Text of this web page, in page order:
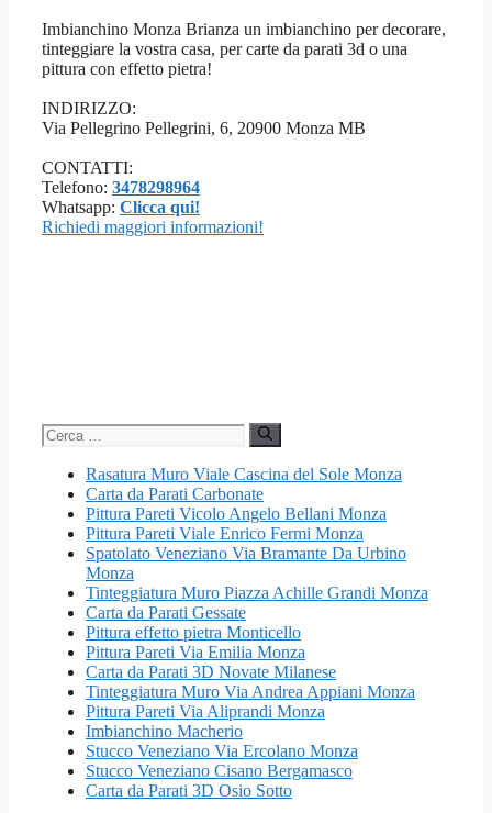
Imbianchino Monza Brianza un imbianchino per decorare,
tinteggiare la vostra casa, per carte da parati 3d o una
pittura con effetto pietra!
INDIRIZZO:
Via Pellegrino Pellegrini, 6, 20900 Monza MB
CONTATTI:
Telefono: 3478298964
Whatsapp: Clicca qui!
Richiedi maggiori informazioni!
Ricerca
per:
Rasatura Muro Viale Cascina del Sole Monza
Carta da Parati Carbonate
Pittura Pareti Vicolo Angelo Bellani Monza
Pittura Pareti Viale Enrico Fermi Monza
Spatolato Veneziano Via Bramante Da Urbino
Monza
Tinteggiatura Muro Piazza Achille Grandi Monza
Carta da Parati Gessate
Pittura effetto pietra Monticello
Pittura Pareti Via Emilia Monza
Carta da Parati 3D Novate Milanese
Tinteggiatura Muro Via Andrea Appiani Monza
Pittura Pareti Via Aliprandi Monza
Imbianchino Macherio
Stucco Veneziano Via Ercolano Monza
Stucco Veneziano Cisano Bergamasco
Carta da Parati 3D Osio Sotto